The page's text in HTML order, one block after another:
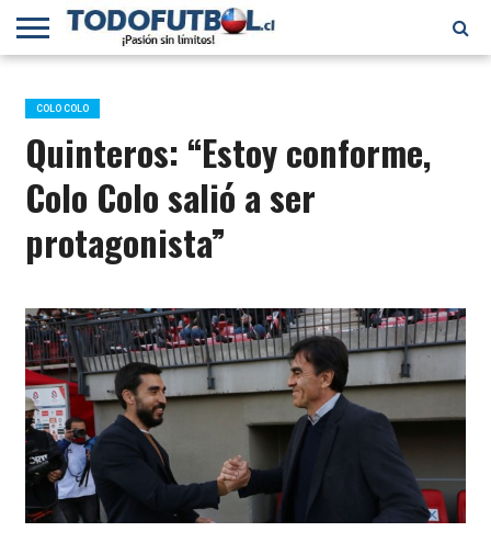
PRIMERA
B
SELECCIÓN
CHILENA
CHILENOS
EN EL
MUNDO
FÚTBOL
INTERNACIONAL
COLO COLO
Quinteros: “Estoy conforme,
Colo Colo salió a ser
protagonista”